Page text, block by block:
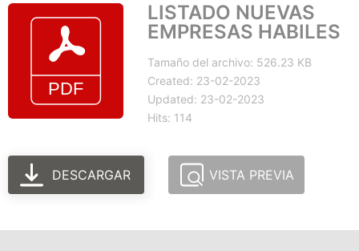
LISTADO NUEVAS
EMPRESAS HABILES
Tamaño del archivo: 526.23 KB
Created: 23-02-2023
Updated: 23-02-2023
Hits: 114
DESCARGAR VISTA PREVIA